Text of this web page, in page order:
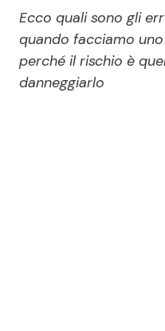
Politica
Ecco quali sono gli
quando facciamo
perché il rischio è
danneggiarlo